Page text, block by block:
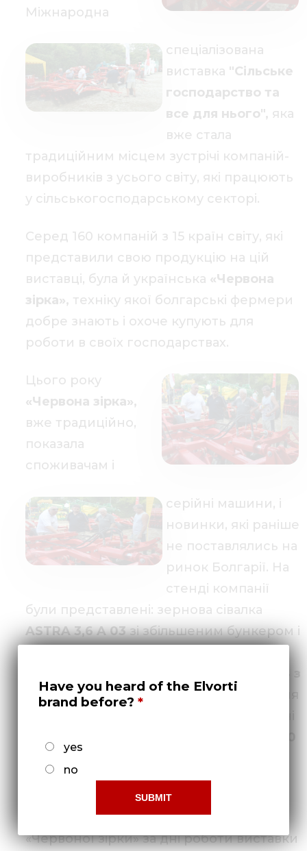
Міжнародна
спеціалізована
виставка "Сільське
господарство та
все для нього", яка
вже стала
традиційним місцем зустрічі компаній-
виробників з усього світу, які працюють
у сільськогосподарському секторі.
Серед 160 компаній з 15 країн світу, які
представили свою продукцію на цій
виставці, була й українська «Червона
зірка», техніку якої болгарські фермери
добре знають і охоче купують для
роботи в своїх господарствах.
Цього року
«Червона зірка»,
вже традиційно,
показала
споживачам і
серійні машини, і
новинки, які раніше
не поставлялись на
ринок Болгарії. На
стенді компанії
були представлені: зернова сівалка
ASTRA 3,6 A 03зі збільшеним бункером і
системою безступінчатого регулювання
PALLADA 6000.
Більше 1500 відвідувачів стенду
«Червоної зірки» за дні роботи виставки
Have you heard of the Elvorti
brand before?
yes
no